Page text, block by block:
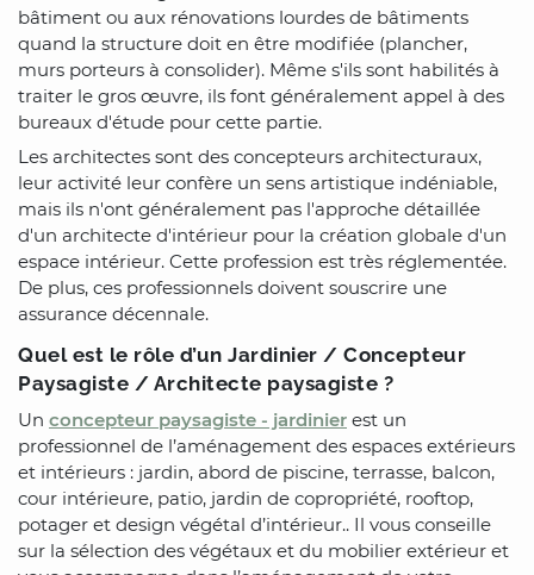
bâtiment ou aux rénovations lourdes de bâtiments
quand la structure doit en être modifiée (plancher,
murs porteurs à consolider). Même s'ils sont habilités à
traiter le gros œuvre, ils font généralement appel à des
bureaux d'étude pour cette partie.
Les architectes sont des concepteurs architecturaux,
leur activité leur confère un sens artistique indéniable,
mais ils n'ont généralement pas l'approche détaillée
d'un architecte d'intérieur pour la création globale d'un
espace intérieur. Cette profession est très réglementée.
De plus, ces professionnels doivent souscrire une
assurance décennale.
Quel est le rôle d’un Jardinier / Concepteur
Paysagiste / Architecte paysagiste ?
Un concepteur paysagiste - jardinier est un
professionnel de l’aménagement des espaces extérieurs
et intérieurs : jardin, abord de piscine, terrasse, balcon,
cour intérieure, patio, jardin de copropriété, rooftop,
potager et design végétal d’intérieur.. Il vous conseille
sur la sélection des végétaux et du mobilier extérieur et